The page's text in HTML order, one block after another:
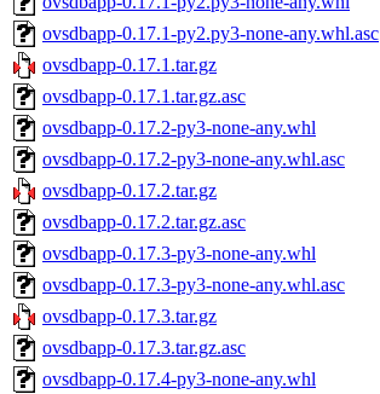
ovsdbapp-0.17.1-py2.py3-none-any.whl.asc
ovsdbapp-0.17.1.tar.gz
ovsdbapp-0.17.1.tar.gz.asc
ovsdbapp-0.17.2-py3-none-any.whl
ovsdbapp-0.17.2-py3-none-any.whl.asc
ovsdbapp-0.17.2.tar.gz
ovsdbapp-0.17.2.tar.gz.asc
ovsdbapp-0.17.3-py3-none-any.whl
ovsdbapp-0.17.3-py3-none-any.whl.asc
ovsdbapp-0.17.3.tar.gz
ovsdbapp-0.17.3.tar.gz.asc
ovsdbapp-0.17.4-py3-none-any.whl